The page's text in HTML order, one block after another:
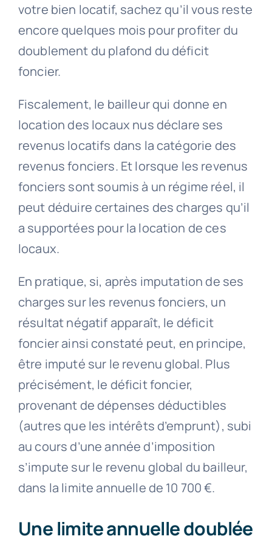
votre bien locatif, sachez qu’il vous reste
encore quelques mois pour profiter du
doublement du plafond du déficit
foncier.
Fiscalement, le bailleur qui donne en
location des locaux nus déclare ses
revenus locatifs dans la catégorie des
revenus fonciers. Et lorsque les revenus
fonciers sont soumis à un régime réel, il
peut déduire certaines des charges qu’il
a supportées pour la location de ces
locaux.
En pratique, si, après imputation de ses
charges sur les revenus fonciers, un
résultat négatif apparaît, le déficit
foncier ainsi constaté peut, en principe,
être imputé sur le revenu global. Plus
précisément, le déficit foncier,
provenant de dépenses déductibles
(autres que les intérêts d’emprunt), subi
au cours d’une année d’imposition
s’impute sur le revenu global du bailleur,
dans la limite annuelle de 10 700 €.
Une limite annuelle doublée